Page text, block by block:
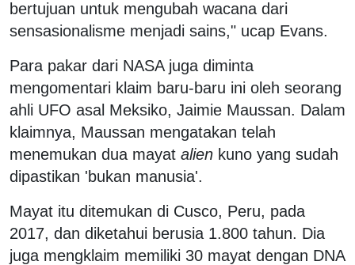
bertujuan untuk mengubah wacana dari
sensasionalisme menjadi sains," ucap Evans.
Para pakar dari NASA juga diminta
mengomentari klaim baru-baru ini oleh seorang
ahli UFO asal Meksiko, Jaimie Maussan. Dalam
klaimnya, Maussan mengatakan telah
menemukan dua mayat alien kuno yang sudah
dipastikan 'bukan manusia'.
Mayat itu ditemukan di Cusco, Peru, pada
2017, dan diketahui berusia 1.800 tahun. Dia
juga mengklaim memiliki 30 mayat dengan DNA